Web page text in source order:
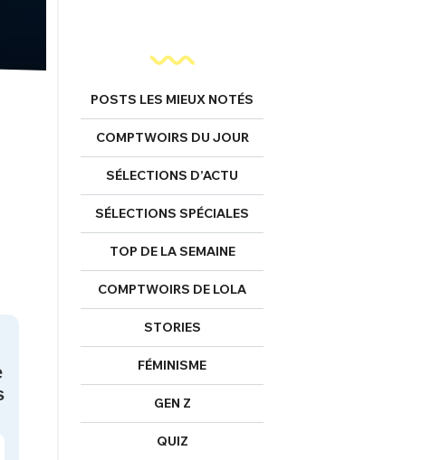
POSTS LES MIEUX NOTÉS
COMPTWOIRS DU JOUR
SÉLECTIONS D’ACTU
SÉLECTIONS SPÉCIALES
TOP DE LA SEMAINE
COMPTWOIRS DE LOLA
STORIES
FÉMINISME
GEN Z
QUIZ
FERMER
FERMER